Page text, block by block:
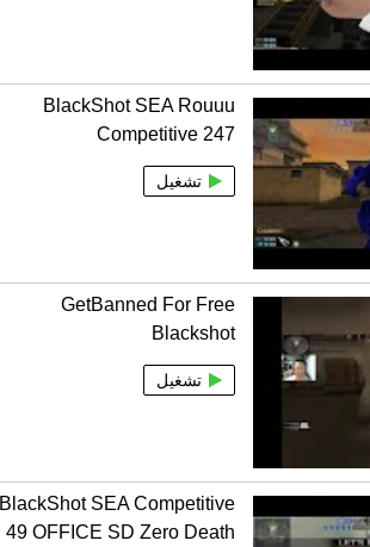
BlackShot SEA Rouuu
Competitive 247
تشغيل
GetBanned For Free
Blackshot
تشغيل
BlackShot SEA Competitive
49 OFFICE SD Zero Death